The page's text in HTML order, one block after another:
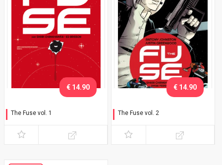
The Fuse vol. 1
€ 14.90
The Fuse vol. 2
€ 14.90